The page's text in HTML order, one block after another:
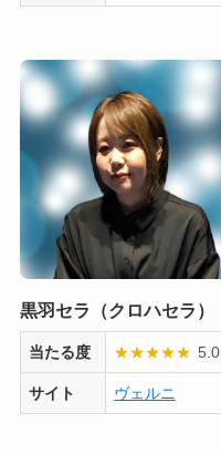
黒羽セラ（クロハセラ）
当たる度 ★★★★★ 5.0
サイト ヴェルニ